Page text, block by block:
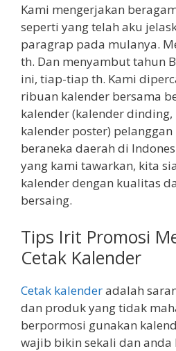
Kami mengerjakan
seperti yang telah aku
paragrap pada mulanya.
th. Dan menyambut tahun
ini, tiap-tiap th. Kami
ribuan kalender bersama
kalender (kalender
kalender poster)
beraneka daerah di
yang kami tawarkan, kita
kalender dengan kualitas
bersaing.
Tips Irit Promosi
Cetak Kalender
Cetak kalenderadalah
dan produk yang tidak
berpormosi gunakan
wajib bikin sekali dan anda